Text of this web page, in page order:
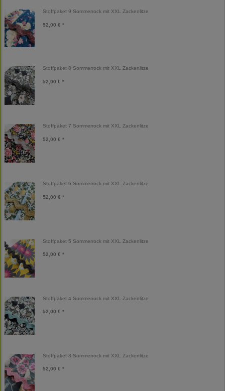
Stoffpaket 9 Sommerrock mit XXL Zackenlitze
52,00 € *
Stoffpaket 8 Sommerrock mit XXL Zackenlitze
52,00 € *
Stoffpaket 7 Sommerrock mit XXL Zackenlitze
52,00 € *
Stoffpaket 6 Sommerrock mit XXL Zackenlitze
52,00 € *
Stoffpaket 5 Sommerrock mit XXL Zackenlitze
52,00 € *
Stoffpaket 4 Sommerrock mit XXL Zackenlitze
52,00 € *
Stoffpaket 3 Sommerrock mit XXL Zackenlitze
52,00 € *